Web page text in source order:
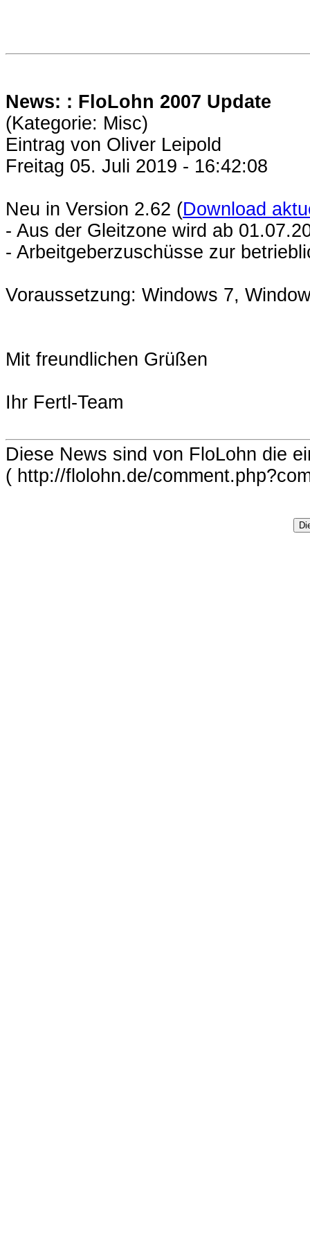
News: : FloLohn 2007 Update
(Kategorie: Misc)
Eintrag von Oliver Leipold
Freitag 05. Juli 2019 - 16:42:08
Neu in Version 2.62 (Download
- Aus der Gleitzone wird ab
- Arbeitgeberzuschüsse zur
Voraussetzung: Windows 7,
Mit freundlichen Grüßen
Ihr Fertl-Team
Diese News sind von FloLohn die
( http://flolohn.de/